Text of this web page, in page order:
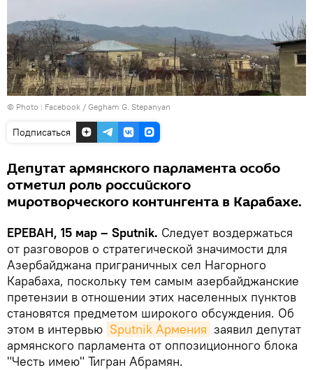
© Photo : Facebook / Gegham G. Stepanyan
Подписаться
Депутат армянского парламента особо
отметил роль российского
миротворческого контингента в Карабахе.
ЕРЕВАН, 15 мар – Sputnik. Следует воздержаться
от разговоров о стратегической значимости для
Азербайджана приграничных сел Нагорного
Карабаха, поскольку тем самым азербайджанские
претензии в отношении этих населенных пунктов
становятся предметом широкого обсуждения. Об
этом в интервью Sputnik Армения заявил депутат
армянского парламента от оппозиционного блока
"Честь имею" Тигран Абрамян.